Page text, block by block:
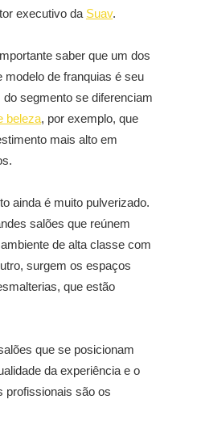
executivo da Suav.
saber que um dos
de franquias é seu
do segmento se diferenciam
beleza, por exemplo, que
mais alto em
ainda é muito pulverizado.
salões que reúnem
de alta classe com
surgem os espaços
que estão
que se posicionam
da experiência e o
profissionais são os